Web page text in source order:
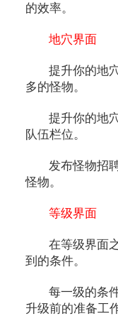
的效率。
地穴界面
提升你的地
多的怪物。
提升你的地
队伍栏位。
发布怪物招
怪物。
等级界面
在等级界面
到的条件。
每一级的条
升级前的准备工